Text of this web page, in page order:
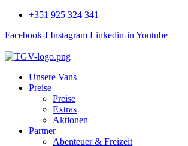
+351 925 324 341
Facebook-f Instagram Linkedin-in Youtube
Unsere Vans
Preise
Preise
Extras
Aktionen
Partner
Abenteuer & Freizeit